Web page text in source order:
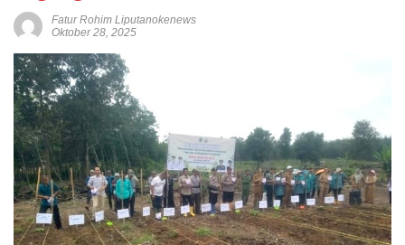
Fatur Rohim Liputanokenews
Oktober 28, 2025